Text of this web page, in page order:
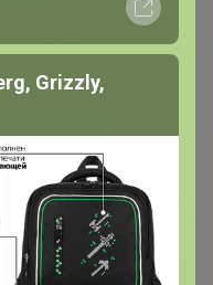
Grizzly,